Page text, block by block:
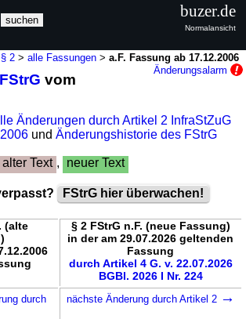
§ 2 >alle Fassungen >a.F. Fassung ab 17.12.2006
Änderungsalarm
vom
Änderungen durch Artikel 2 InfraStZuG
undÄnderungshistorie des FStrG
alter Text , neuer Text
FStrG hier überwachen!
(alte
§ 2 FStrG n.F. (neue Fassung)
in der am 29.07.2026 geltenden
Fassung
durch Artikel 4 G. v. 22.07.2026
BGBl. 2026 I Nr. 224
durch
nächste Änderung durch Artikel 2 →
buzer.de
Normalansicht